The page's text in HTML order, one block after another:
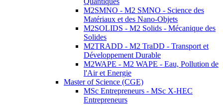
M2SMNO - M2 SMNO - Science des
Matériaux et des Nano-Objets
M2SOLIDS - M2 Solids - Mécanique des
Solides
M2TRADD - M2 TraDD - Transport et
Développement Durable
M2WAPE - M2 WAPE - Eau, Pollution de
l'Air et Energie
Master of Science (CGE)
MSc Entrepreneurs - MSc X-HEC
Entrepreneurs